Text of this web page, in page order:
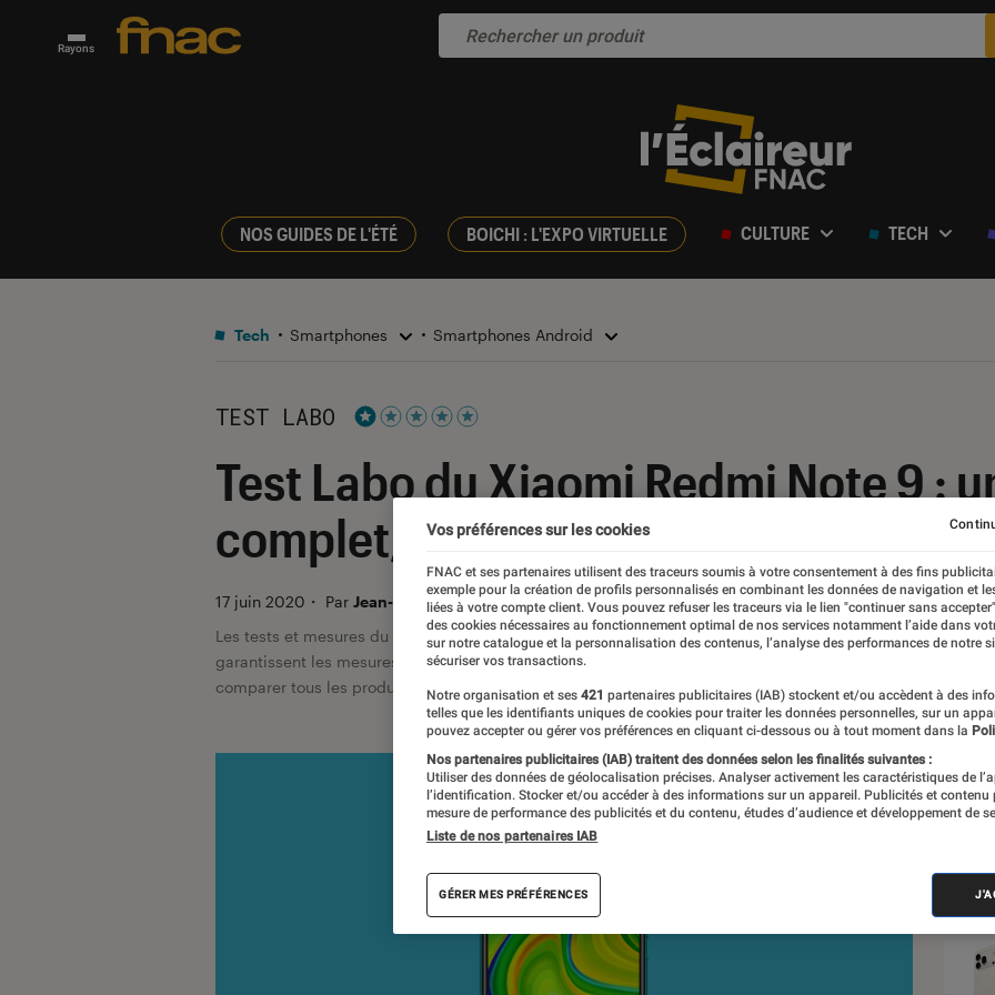
Rayons
NOS GUIDES DE L'ÉTÉ BOICHI : L'EXPO VIRTUELLE CULTURE TECH
Tech Smartphones Smartphones Android
TEST LABO
Test Labo du Xiaomi Redmi Note 9 :
complet, mais manquant un peu de
17 juin 2020 ・ Par Jean-Charles Frelier, Mathieu Freitas
Les tests et mesures du Labo Fnac sont réalisés en toute indépendance du commerce ou des fabricants
garantissent les mesures grâce à leur expertise, et aux équipements de mesures les plus précis. Pour en
comparer tous les produits, visitez notre
comparateur
VOIR
Vos préférences sur les cookies
FNAC et ses partenaires utilisent des traceurs soumis à votre consentement à des fins
exemple pour la création de profils personnalisés en combinant les données de navigation et
liées à votre compte client. Vous pouvez refuser les traceurs via le lien "continuer sans
des cookies nécessaires au fonctionnement optimal de nos services notamment l’aide dans
sur notre catalogue et la personnalisation des contenus, l’analyse des performances de notre
sécuriser vos transactions.
Notre organisation et ses 421 partenaires publicitaires (IAB) stockent et/ou accèdent à des
telles que les identifiants uniques de cookies pour traiter les données personnelles, sur un
pouvez accepter ou gérer vos préférences en cliquant ci-dessous ou à tout moment dans la
Nos partenaires publicitaires (IAB) traitent des données selon les finalités suivantes :
Utiliser des données de géolocalisation précises. Analyser activement les caractéristiques de
l’identification. Stocker et/ou accéder à des informations sur un appareil. Publicités et contenu
mesure de performance des publicités et du contenu, études d’audience et développement de
Liste de nos partenaires IAB
GÉRER MES PRÉFÉRENCES